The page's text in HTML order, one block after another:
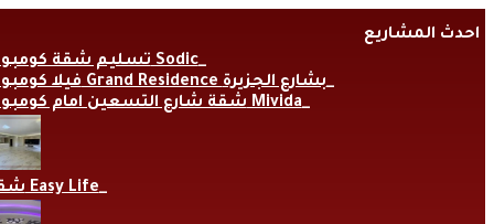
to
احدث المشاريع
تسليم شقة كومبوند Sodic
فيلا كومبوند Grand Residence بشارع الجزيرة
شقة شارع التسعين امام كومبوند Mivida
شقة Easy Life